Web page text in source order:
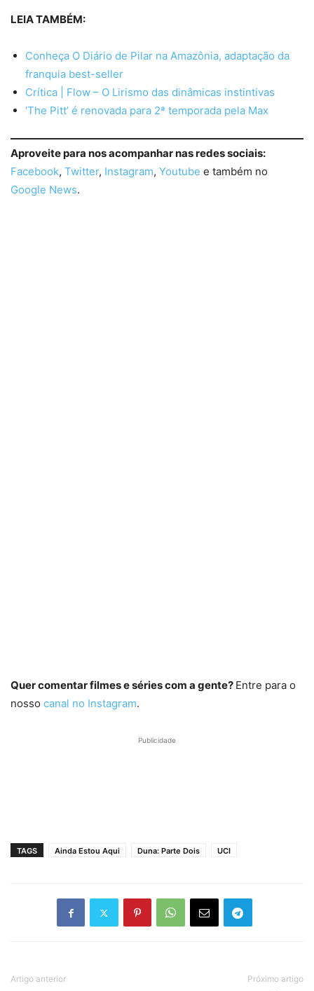
LEIA TAMBÉM:
Conheça O Diário de Pilar na Amazônia, adaptação da
franquia best-seller
Crítica | Flow – O Lirismo das dinâmicas instintivas
‘The Pitt’ é renovada para 2ª temporada pela Max
Aproveite para nos acompanhar nas redes sociais:
Facebook, Twitter, Instagram, Youtube e também no
Google News.
Quer comentar filmes e séries com a gente? Entre para o
nosso canal no Instagram.
Publicidade
TAGS Ainda Estou Aqui Duna: Parte Dois UCI
Artigo anterior Próximo artigo